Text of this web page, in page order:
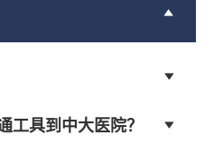
工具到中大医院？